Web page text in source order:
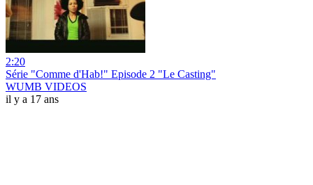
2:20
Série "Comme d'Hab!" Episode 2 "Le Casting"
WUMB VIDEOS
il y a 17 ans